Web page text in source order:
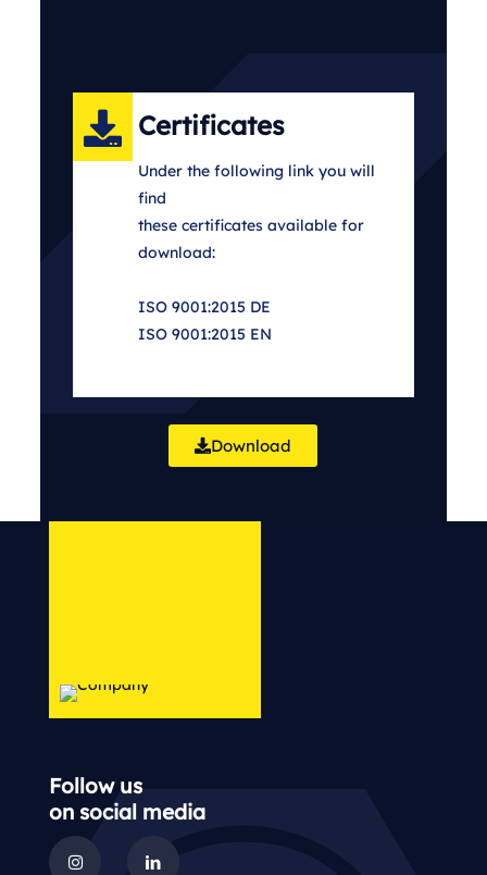
Certificates
Under the following link you will
find
these certificates available for
download:
ISO 9001:2015 DE
ISO 9001:2015 EN
Download
Follow us
on social media